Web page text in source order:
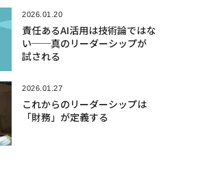
2026.01.20
責任あるAI活用は技術論ではな
い──真のリーダーシップが
試される
2026.01.27
これからのリーダーシップは
「財務」が定義する